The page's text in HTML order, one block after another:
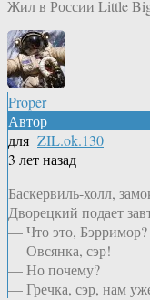
Жил в России Little
Proper
Автор
для ZIL.ok.130
3 лет назад
Баскервиль-холл,
Дворецкий подает
— Что это, Бэрримор?
— Овсянка, сэр!
— Но почему?
— Гречка, сэр, нам